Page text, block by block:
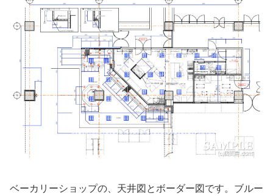
ベーカリーショップの、天井図とボーダー図です。ブルー